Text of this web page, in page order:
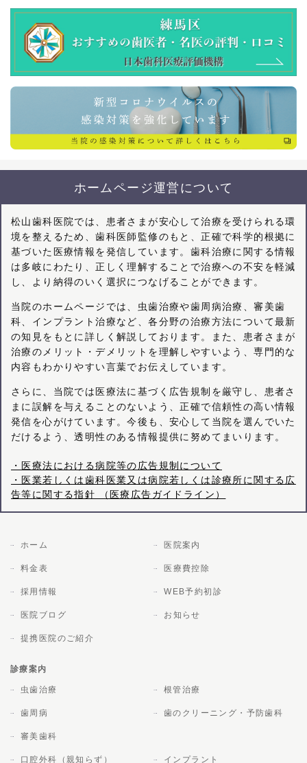
ホームページ運営について
松山歯科医院では、患者さまが安心して治療を受けられる環
境を整えるため、歯科医師監修のもと、正確で科学的根拠に
基づいた医療情報を発信しています。歯科治療に関する情報
は多岐にわたり、正しく理解することで治療への不安を軽減
し、より納得のいく選択につなげることができます。
当院のホームページでは、虫歯治療や歯周病治療、審美歯
科、インプラント治療など、各分野の治療方法について最新
の知見をもとに詳しく解説しております。また、患者さまが
治療のメリット・デメリットを理解しやすいよう、専門的な
内容もわかりやすい言葉でお伝えしています。
さらに、当院では医療法に基づく広告規制を厳守し、患者さ
まに誤解を与えることのないよう、正確で信頼性の高い情報
発信を心がけています。今後も、安心して当院を選んでいた
だけるよう、透明性のある情報提供に努めてまいります。
・医療法における病院等の広告規制について
・医業若しくは歯科医業又は病院若しくは診療所に関する広
告等に関する指針 （医療広告ガイドライン）
ホーム 医院案内
料金表 医療費控除
採用情報 WEB予約初診
医院ブログ お知らせ
提携医院のご紹介
診療案内
虫歯治療 根管治療
歯周病 歯のクリーニング・予防歯科
審美歯科
口腔外科（親知らず） インプラント